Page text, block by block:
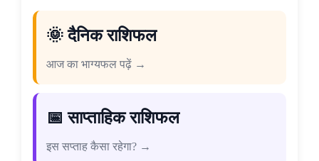
🌞 दैनिक राशिफल
आज का भाग्यफल पढ़ें →
📅 साप्ताहिक राशिफल
इस सप्ताह कैसा रहेगा? →